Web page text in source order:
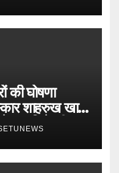
की घोषणा
शाहरुख खान
अभिनेत्री का